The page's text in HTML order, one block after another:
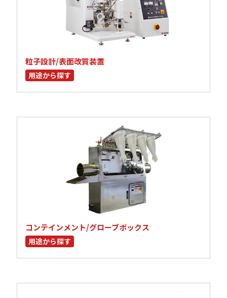
粒子設計/表面改質装置
用途から探す
コンテインメント/グローブボックス
用途から探す